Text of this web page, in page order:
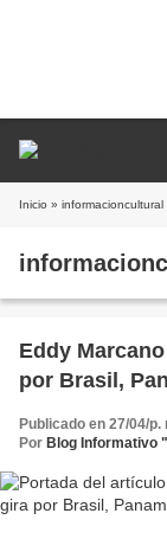
Inicio » informacioncultural
Eddy
por Brasil,
Publicado en 27/04/p.
Por Blog Informativo